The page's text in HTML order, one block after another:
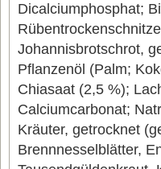
Dicalciumphosphat;
Johannisbrotschrot,
Pflanzenöl (Palm;
Chiasaat (2,5 %);
Calciumcarbonat;
Kräuter, getrocknet
Brennnesselblätter,